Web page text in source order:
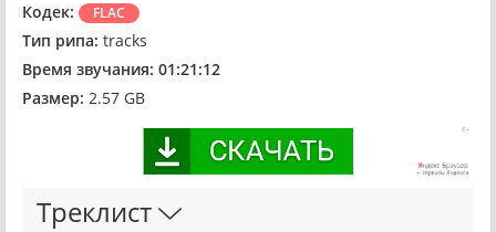
Кодек:
FLAC
Тип рипа: tracks
Время звучания: 01:21:12
Размер: 2.57 GB
Треклист